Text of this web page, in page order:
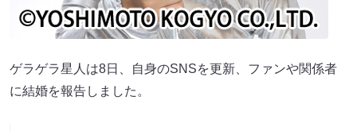
ゲラゲラ星人は8日、自身のSNSを更新、ファンや関係者
に結婚を報告しました。